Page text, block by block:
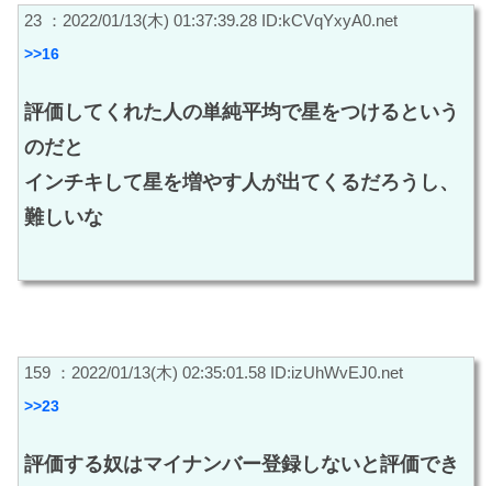
23 ：2022/01/13(木) 01:37:39.28 ID:kCVqYxyA0.net
>>16
評価してくれた人の単純平均で星をつけるという
のだと
インチキして星を増やす人が出てくるだろうし、
難しいな
159 ：2022/01/13(木) 02:35:01.58 ID:izUhWvEJ0.net
>>23
評価する奴はマイナンバー登録しないと評価でき